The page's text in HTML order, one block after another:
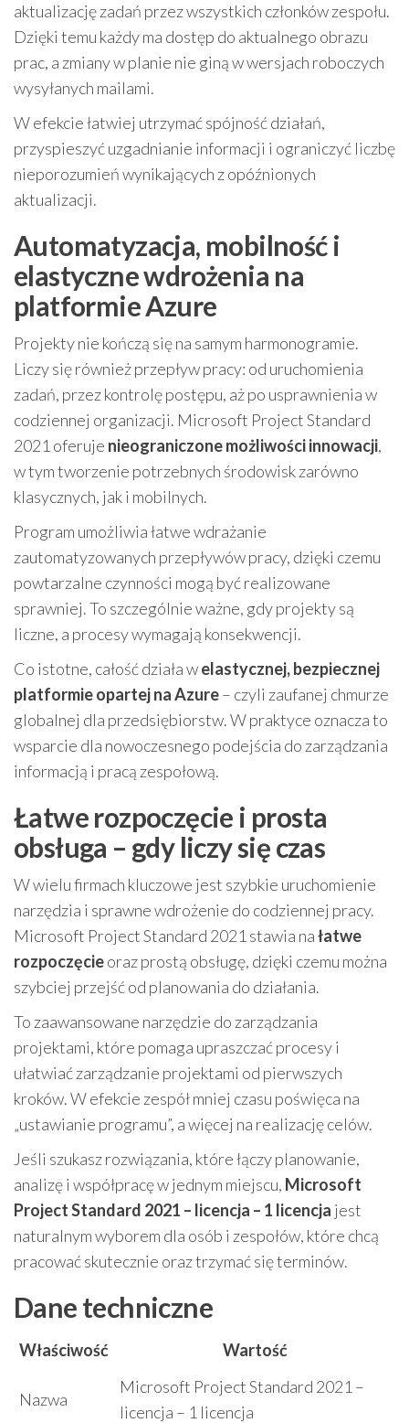
aktualizację zadań przez wszystkich członków zespołu.
Dzięki temu każdy ma dostęp do aktualnego obrazu
prac, a zmiany w planie nie giną w wersjach roboczych
wysyłanych mailami.
W efekcie łatwiej utrzymać spójność działań,
przyspieszyć uzgadnianie informacji i ograniczyć liczbę
nieporozumień wynikających z opóźnionych
aktualizacji.
Automatyzacja, mobilność i
elastyczne wdrożenia na
platformie Azure
Projekty nie kończą się na samym harmonogramie.
Liczy się również przepływ pracy: od uruchomienia
zadań, przez kontrolę postępu, aż po usprawnienia w
codziennej organizacji. Microsoft Project Standard
2021 oferuje nieograniczone możliwości innowacji,
w tym tworzenie potrzebnych środowisk zarówno
klasycznych, jak i mobilnych.
Program umożliwia łatwe wdrażanie
zautomatyzowanych przepływów pracy, dzięki czemu
powtarzalne czynności mogą być realizowane
sprawniej. To szczególnie ważne, gdy projekty są
liczne, a procesy wymagają konsekwencji.
Co istotne, całość działa welastycznej, bezpiecznej
platformie opartej na Azure– czyli zaufanej chmurze
globalnej dla przedsiębiorstw. W praktyce oznacza to
wsparcie dla nowoczesnego podejścia do zarządzania
informacją i pracą zespołową.
Łatwe rozpoczęcie i prosta
obsługa – gdy liczy się czas
W wielu firmach kluczowe jest szybkie uruchomienie
narzędzia i sprawne wdrożenie do codziennej pracy.
Microsoft Project Standard 2021 stawia nałatwe
rozpoczęcieoraz prostą obsługę, dzięki czemu można
szybciej przejść od planowania do działania.
To zaawansowane narzędzie do zarządzania
projektami, które pomaga upraszczać procesy i
ułatwiać zarządzanie projektami od pierwszych
kroków. W efekcie zespół mniej czasu poświęca na
„ustawianie programu”, a więcej na realizację celów.
Jeśli szukasz rozwiązania, które łączy planowanie,
analizę i współpracę w jednym miejscu, Microsoft
Project Standard 2021 – licencja – 1 licencja jest
naturalnym wyborem dla osób i zespołów, które chcą
pracować skutecznie oraz trzymać się terminów.
Dane techniczne
Właściwość Wartość
Nazwa
Microsoft Project Standard 2021 –
licencja – 1 licencja